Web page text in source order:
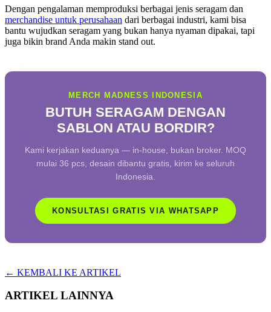
Dengan pengalaman memproduksi berbagai jenis seragam dan
merchandise untuk perusahaan dari berbagai industri, kami bisa
bantu wujudkan seragam yang bukan hanya nyaman dipakai, tapi
juga bikin brand Anda makin stand out.
MERCH MADNESS INDONESIA
BUTUH SERAGAM DENGAN
SABLON ATAU BORDIR?
Kami kerjakan keduanya — in-house, bukan broker. MOQ
mulai 36 pcs, desain dibantu gratis, kirim ke seluruh
Indonesia.
KONSULTASI GRATIS VIA WHATSAPP
← KEMBALI KE ARTIKEL
ARTIKEL LAINNYA